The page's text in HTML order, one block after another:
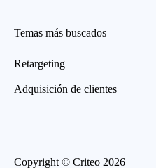
Temas más buscados
Retargeting
Adquisición de clientes
Copyright © Criteo 2026